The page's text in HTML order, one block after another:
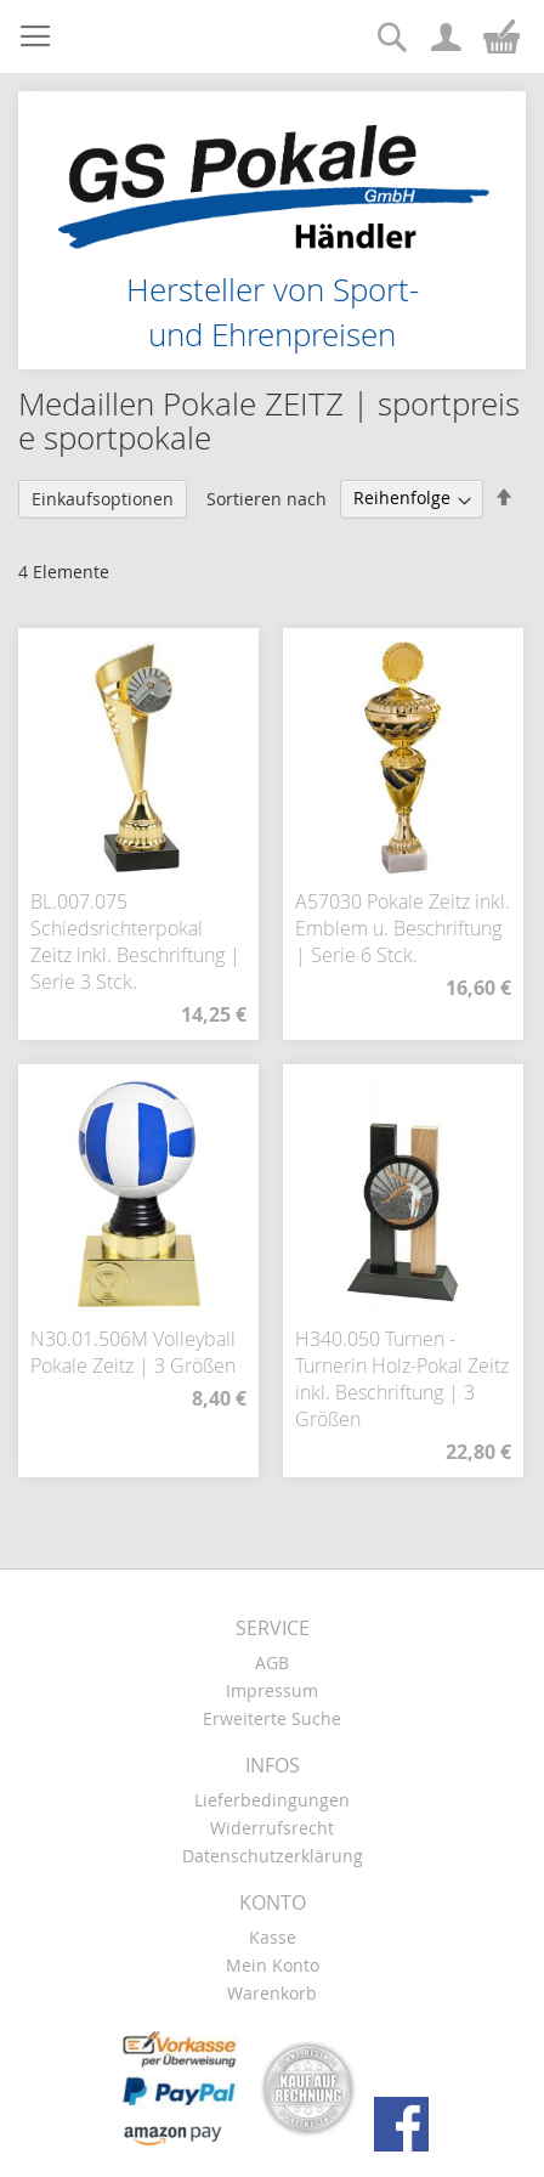
Zum
Inhalt
springen
Hersteller von Sport-
und Ehrenpreisen
Suche
Medaillen Pokale ZEITZ | sportpreis
e sportpokale
Einkaufsoptionen
4 Elemente
Sortieren nach
BL.007.075
Schiedsrichterpokal
Zeitz inkl. Beschriftung |
Serie 3 Stck.
14,25 €
A57030 Pokale Zeitz inkl.
Emblem u. Beschriftung
| Serie 6 Stck.
16,60 €
N30.01.506M Volleyball
Pokale Zeitz | 3 Größen
8,40 €
H340.050 Turnen -
Turnerin Holz-Pokal Zeitz
inkl. Beschriftung | 3
Größen
22,80 €
SERVICE
AGB
Impressum
Erweiterte Suche
INFOS
Lieferbedingungen
Widerrufsrecht
Datenschutzerklärung
KONTO
Kasse
Mein Konto
Warenkorb